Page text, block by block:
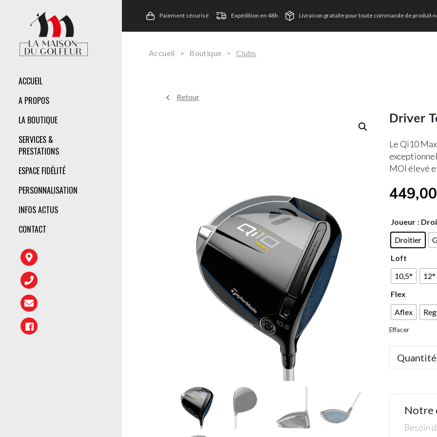
ACCUEIL
A PROPOS
LA BOUTIQUE
SERVICES &
PRESTATIONS
ESPACE FIDÉLITÉ
PERSONNALISATION
INFOS ACTUS
CONTACT
Paiement sécurisé Expédition en 48h Livraison gratuite pour toute commande de produit
Accueil > Boutique > Clubs
Retour
Driver
Le Qi10
MOI élevé
Joueur :
Droitier
Loft
10,5°
12°
Flex
Aflex
Effacer
Quantité
Notre
Besoin